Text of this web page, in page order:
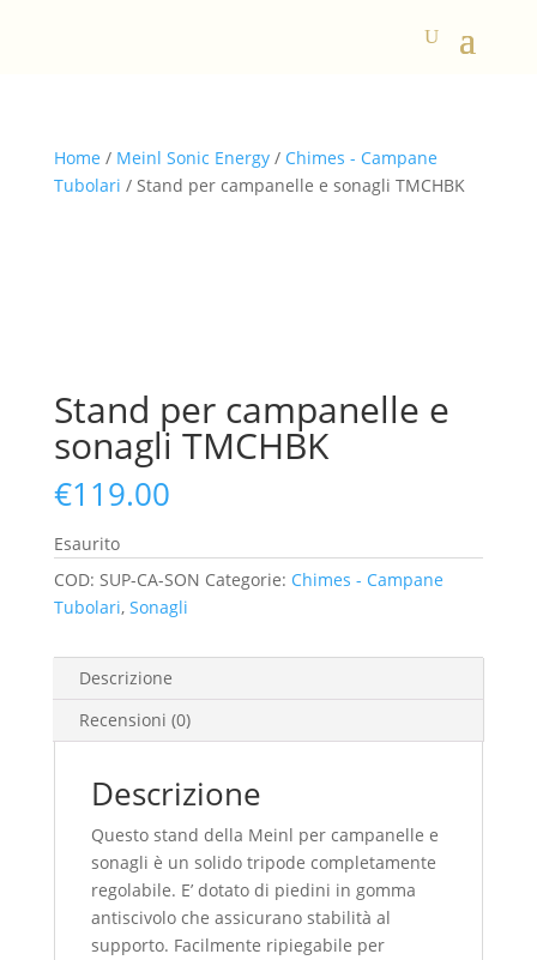
Home / Meinl Sonic Energy/ Chimes - Campane
Tubolari / Stand per campanelle e sonagli TMCHBK
Stand per campanelle e
sonagli TMCHBK
€119.00
Esaurito
COD: SUP-CA-SON Categorie: Chimes - Campane
Tubolari, Sonagli
Descrizione
Recensioni (0)
Descrizione
Questo stand della Meinl per campanelle e
sonagli è un solido tripode completamente
regolabile. E’ dotato di piedini in gomma
antiscivolo che assicurano stabilità al
supporto. Facilmente ripiegabile per